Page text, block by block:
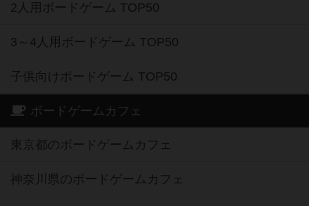
2人用ボードゲーム TOP50
3～4人用ボードゲーム TOP50
子供向けボードゲーム TOP50
ボードゲームカフェ
東京都のボードゲームカフェ
神奈川県のボードゲームカフェ